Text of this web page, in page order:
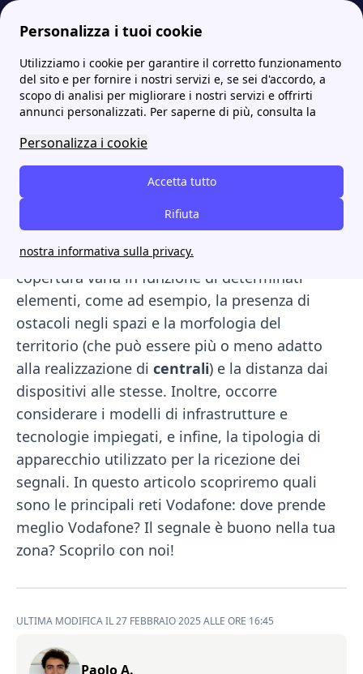
Personalizza i tuoi cookie
Utilizziamo i cookie per garantire il corretto funzionamento
del sito e per fornire i nostri servizi e, se sei d'accordo, a
scopo di analisi per migliorare i nostri servizi e offrirti
annunci personalizzati. Per saperne di più, consulta la
Personalizza i cookie
Accetta tutto
Rifiuta
nostra informativa sulla privacy.
Internet Casa Vodafone: promozioni ed offerte mobile e fisso La guida sulla verifica copertura Vodafone: suggerimenti utili!
La guida sulla verifica
copertura Vodafone:
suggerimenti utili!
Se stai pensando di passare a Vodafone, allora
ti consigliamo prima dell'attivazione di
verificare la copertura di Vodafone in Italia. La
copertura varia in funzione di determinati
elementi, come ad esempio, la presenza di
ostacoli negli spazi e la morfologia del
territorio (che può essere più o meno adatto
alla realizzazione di centrali) e la distanza dai
dispositivi alle stesse. Inoltre, occorre
considerare i modelli di infrastrutture e
tecnologie impiegati, e infine, la tipologia di
apparecchio utilizzato per la ricezione dei
segnali. In questo articolo scopriremo quali
sono le principali reti Vodafone: dove prende
meglio Vodafone? Il segnale è buono nella tua
zona? Scoprilo con noi!
ULTIMA MODIFICA IL 27 FEBBRAIO 2025 ALLE ORE 16:45
Paolo A.